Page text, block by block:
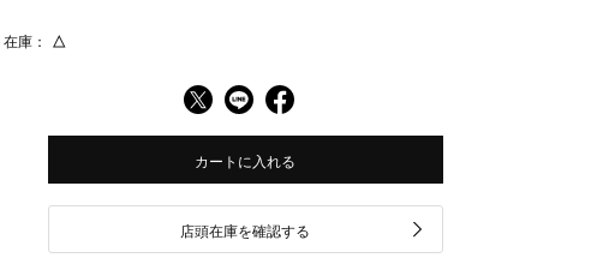
在庫： △
カートに入れる
店頭在庫を確認する